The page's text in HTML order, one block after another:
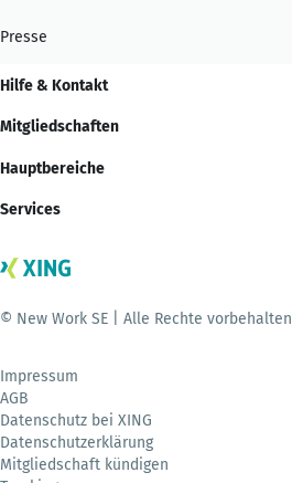
Presse
Hilfe & Kontakt
Mitgliedschaften
Hauptbereiche
Services
© New Work SE | Alle Rechte vorbehalten
Impressum
AGB
Datenschutz bei XING
Datenschutzerklärung
Mitgliedschaft kündigen